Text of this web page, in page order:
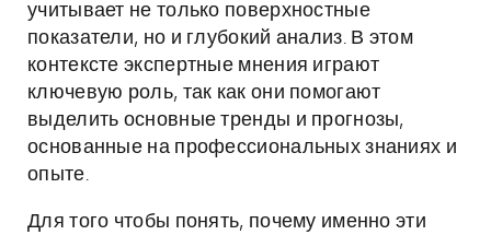
учитывает не только поверхностные
показатели, но и глубокий анализ. В этом
контексте экспертные мнения играют
ключевую роль, так как они помогают
выделить основные тренды и прогнозы,
основанные на профессиональных знаниях и
опыте.
Для того чтобы понять, почему именно эти